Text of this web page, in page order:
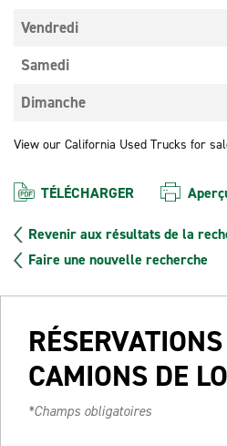
Vendredi
Samedi
Dimanche
View our California Used Trucks for
TÉLÉCHARGER
Revenir aux résultats de la
Faire une nouvelle recherche
CAMIONS DE
*Champs obligatoires